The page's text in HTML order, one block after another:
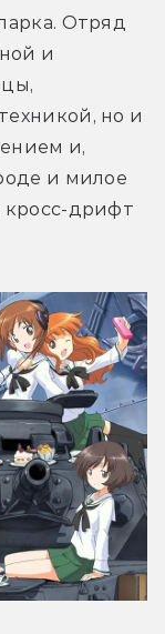
Отряд
и
но и
и,
и милое
дрифт